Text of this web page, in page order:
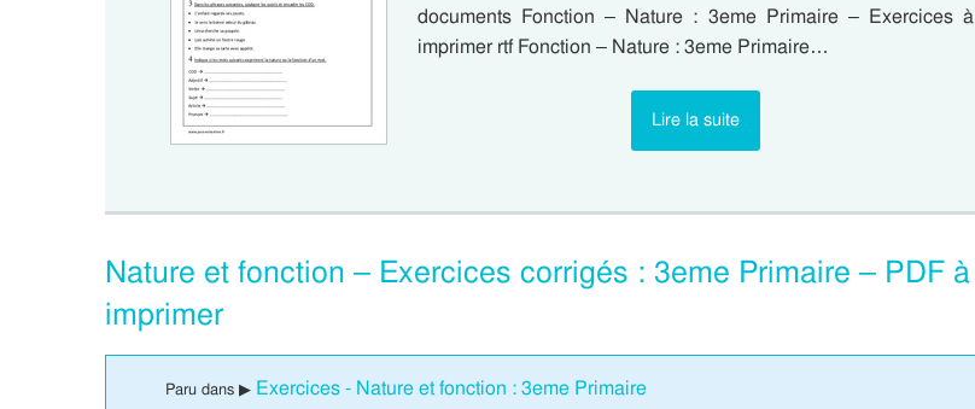
documents Fonction – Nature : 3eme Primaire – Exercices à
imprimer rtf Fonction – Nature : 3eme Primaire…
Lire la suite
Nature et fonction – Exercices corrigés : 3eme Primaire – PDF à
imprimer
Paru dans ▶ Exercices - Nature et fonction : 3eme Primaire